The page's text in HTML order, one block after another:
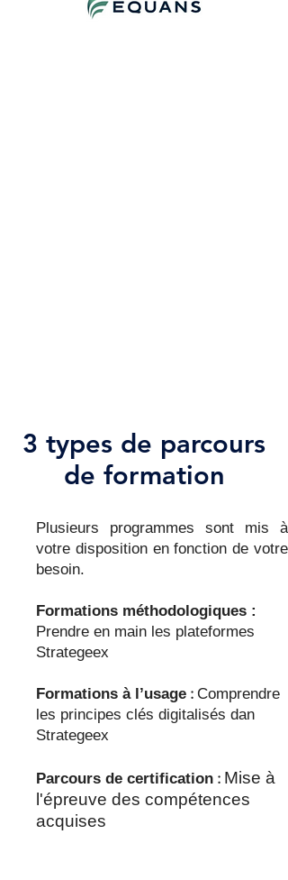
3 types de parcours
de formation
Plusieurs programmes sont mis à
votre disposition en fonction de votre
besoin.
Formations méthodologiques :
Prendre en main les plateformes
Strategeex
Formations à l’usage : Comprendre
les principes clés digitalisés dan
Strategeex
Parcours de certification : Mise à
l'épreuve des compétences
acquises